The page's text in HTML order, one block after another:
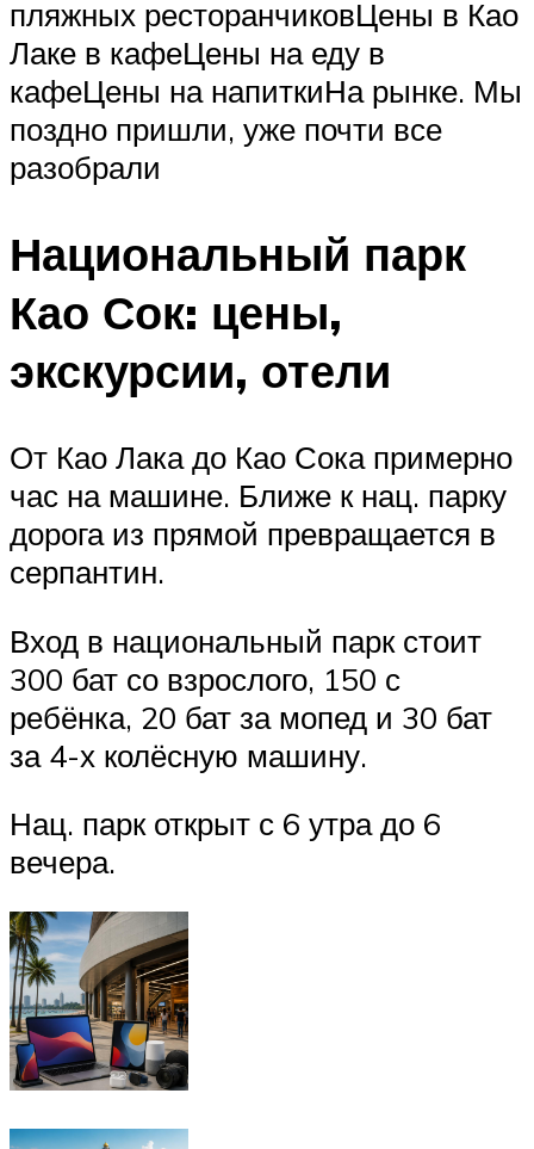
пляжных ресторанчиковЦены в Као
Лаке в кафеЦены на еду в
кафеЦены на напиткиНа рынке. Мы
поздно пришли, уже почти все
разобрали
Национальный парк
Као Сок: цены,
экскурсии, отели
От Као Лака до Као Сока примерно
час на машине. Ближе к нац. парку
дорога из прямой превращается в
серпантин.
Вход в национальный парк стоит
300 бат со взрослого, 150 с
ребёнка, 20 бат за мопед и 30 бат
за 4-х колёсную машину.
Нац. парк открыт с 6 утра до 6
вечера.